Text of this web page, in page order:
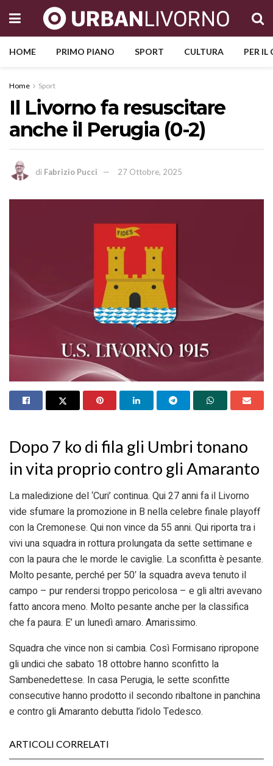
HOME PRIMO PIANO SPORT CULTURA PER
Home Sport
Il Livorno fa resuscitare
anche il Perugia (0-2)
di Fabrizio Pucci 27 Ottobre, 2025
Dopo 7 ko di fila gli Umbri tonano
in vita proprio contro gli Amaranto
La maledizione del ‘Curi’ continua. Qui 27 anni fa il Livorno
vide sfumare la promozione in B nella celebre finale playoff
con la Cremonese. Qui non vince da 55 anni. Qui riporta tra i
vivi una squadra in rottura prolungata da sette settimane e
con la paura che le morde le caviglie. La sconfitta è pesante.
Molto pesante, perché per 50′ la squadra aveva tenuto il
campo – pur rendersi troppo pericolosa – e gli altri avevano
fatto ancora meno. Molto pesante anche per la classifica
che fa paura. E’ un lunedì amaro. Amarissimo.
Squadra che vince non si cambia. Così Formisano ripropone
gli undici che sabato 18 ottobre hanno sconfitto la
Sambenedettese. In casa Perugia, le sette sconfitte
consecutive hanno prodotto il secondo ribaltone in panchina
e contro gli Amaranto debutta l’idolo Tedesco.
ARTICOLI CORRELATI